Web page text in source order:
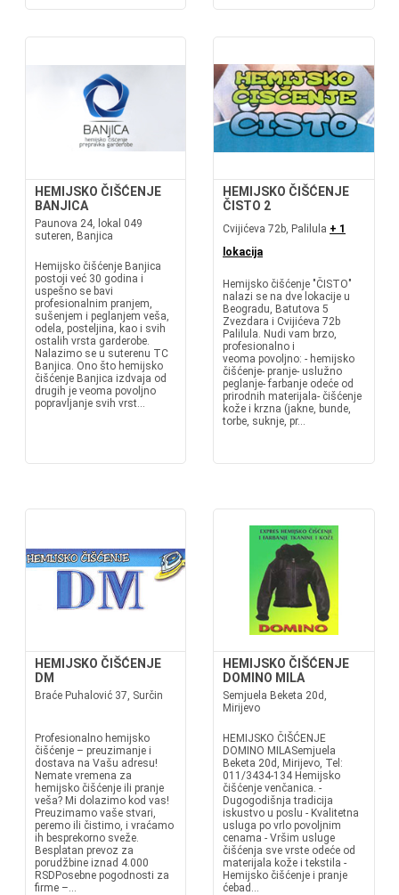
HEMIJSKO ČIŠĆENJE
BANJICA
Paunova 24, lokal 049
suteren, Banjica
Hemijsko čišćenje Banjica
postoji već 30 godina i
uspešno se bavi
profesionalnim pranjem,
sušenjem i peglanjem veša,
odela, posteljina, kao i svih
ostalih vrsta garderobe.
Nalazimo se u suterenu TC
Banjica. Ono što hemijsko
čišćenje Banjica izdvaja od
drugih je veoma povoljno
popravljanje svih vrst...
HEMIJSKO ČIŠĆENJE
ČISTO 2
Cvijićeva 72b, Palilula + 1
lokacija
Hemijsko čišćenje "ČISTO"
nalazi se na dve lokacije u
Beogradu, Batutova 5
Zvezdara i Cvijićeva 72b
Palilula. Nudi vam brzo,
profesionalno i
veoma povoljno: - hemijsko
čišćenje- pranje- uslužno
peglanje- farbanje odeće od
prirodnih materijala- čišćenje
kože i krzna (jakne, bunde,
torbe, suknje, pr...
HEMIJSKO ČIŠĆENJE
DM
Braće Puhalović 37, Surčin
Profesionalno hemijsko
čišćenje – preuzimanje i
dostava na Vašu adresu!
Nemate vremena za
hemijsko čišćenje ili pranje
veša? Mi dolazimo kod vas!
Preuzimamo vaše stvari,
peremo ili čistimo, i vraćamo
ih besprekorno sveže.
Besplatan prevoz za
porudžbine iznad 4.000
RSDPosebne pogodnosti za
firme –...
HEMIJSKO ČIŠĆENJE
DOMINO MILA
Semjuela Beketa 20d,
Mirijevo
HEMIJSKO ČIŠĆENJE
DOMINO MILASemjuela
Beketa 20d, Mirijevo, Tel:
011/3434-134 Hemijsko
čišćenje venčanica. -
Dugogodišnja tradicija
iskustvo u poslu - Kvalitetna
usluga po vrlo povoljnim
cenama - Vršim usluge
čišćenja sve vrste odeće od
materijala kože i tekstila -
Hemijsko čišćenje i pranje
ćebad...